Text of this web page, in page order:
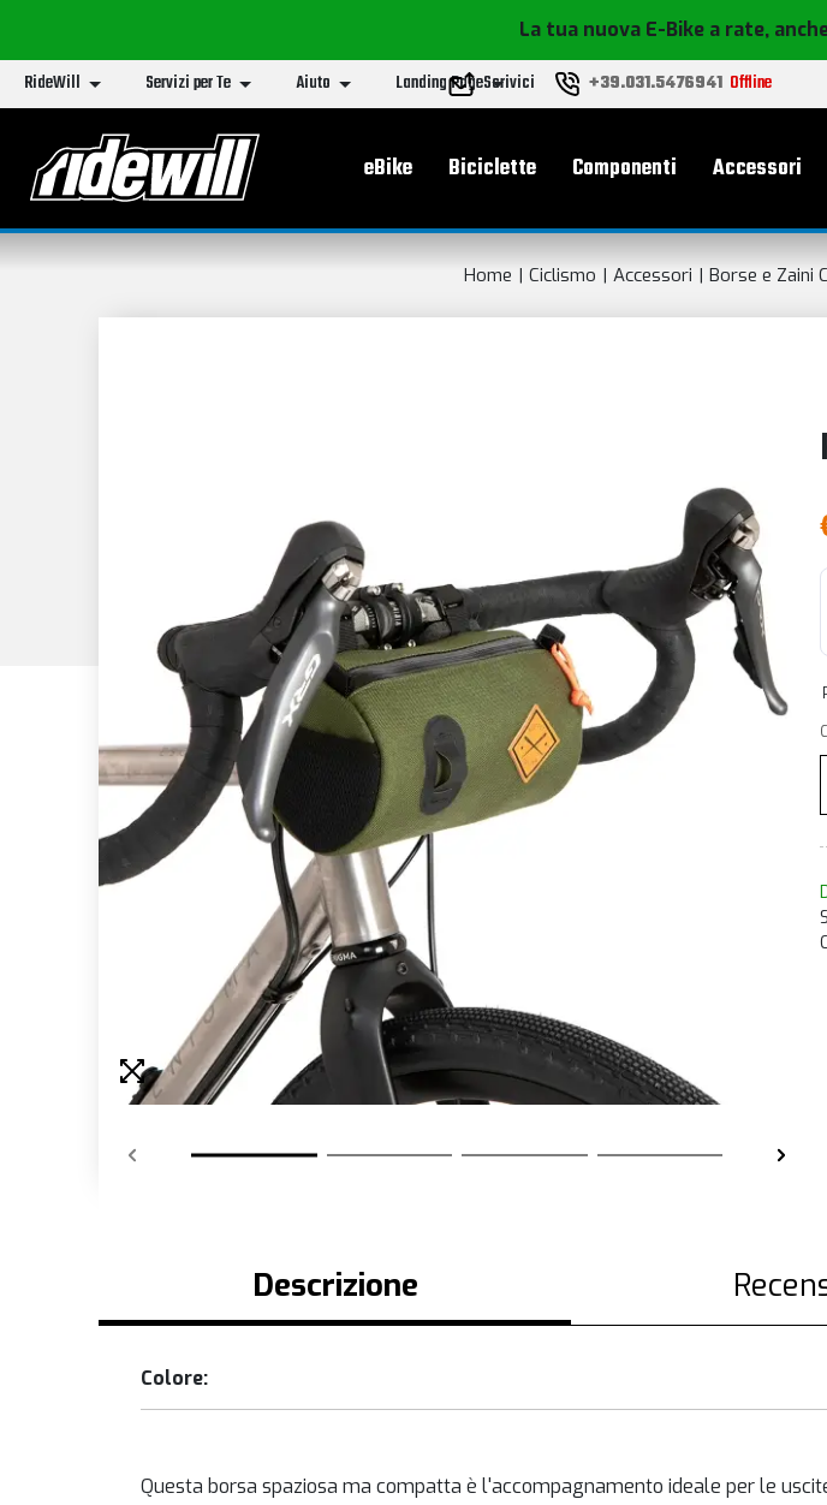
La tua nuova E-Bike a rate,
RideWill Servizi per Te Aiuto Landing PageScrivici +39.031.5476941 Offline
Menu principale
eBike Biciclette Componenti Accessori
Home Ciclismo Accessori Borse e Zaini
Descrizione
Colore:
Questa borsa spaziosa ma compatta è l'accompagnamento ideale per le